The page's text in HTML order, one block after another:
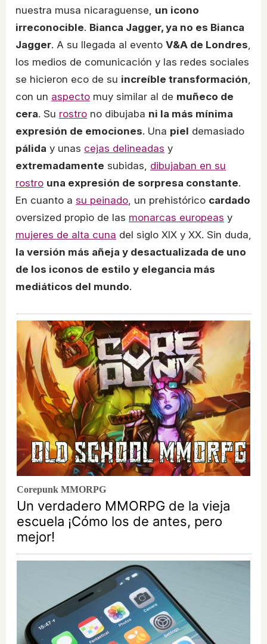
nuestra musa nicaraguense, un icono
irreconocible. Bianca Jagger, ya no es Bianca
Jagger. A su llegada al evento V&A de Londres,
los medios de comunicación y las redes sociales
se hicieron eco de su increíble transformación,
con un aspecto muy similar al de muñeco de
cera. Su rostro no dibujaba ni la más mínima
expresión de emociones. Una piel demasiado
pálida y unas cejas delineadas y
extremadamente subidas, dibujaban en su
rostro una expresión de sorpresa constante.
En cuanto a su peinado, un prehistórico cardado
oversized propio de las monarcas europeas y
mujeres de alta cuna del siglo XIX y XX. Sin duda,
la versión más añeja y desactualizada de uno
de los iconos de estilo y elegancia más
mediáticos del mundo.
Corepunk MMORPG
Un verdadero MMORPG de la vieja
escuela ¡Cómo los de antes, pero
mejor!